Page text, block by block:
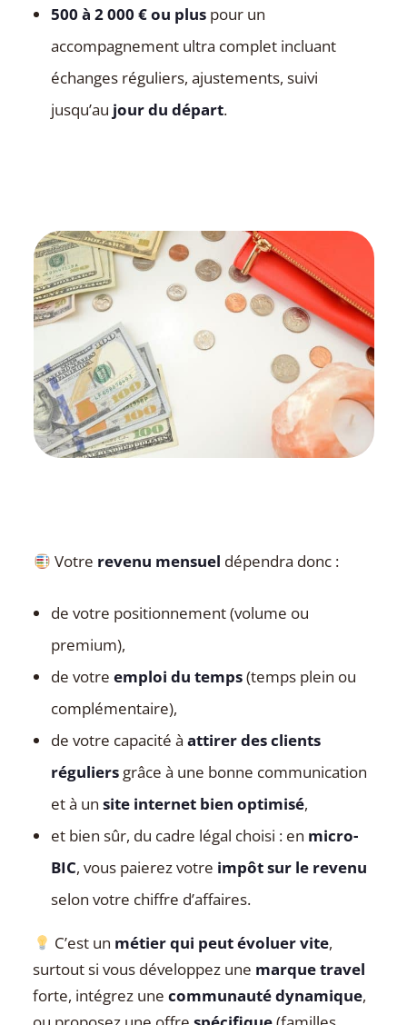
500 à 2 000 € ou plus pour un
accompagnement ultra complet incluant
échanges réguliers, ajustements, suivi
jusqu’au jour du départ.
Votre revenu mensuel dépendra donc :
de votre positionnement (volume ou
premium),
de votreemploi du temps(temps plein ou
complémentaire),
de votre capacité àattirer des clients
réguliers grâce à une bonne communication
et à unsite internet bien optimisé,
et bien sûr, du cadre légal choisi : en micro-
BIC, vous paierez votre impôt sur le revenu
selon votre chiffre d’affaires.
C’est un métier qui peut évoluer vite,
surtout si vous développez une marque travel
forte, intégrez unecommunauté dynamique,